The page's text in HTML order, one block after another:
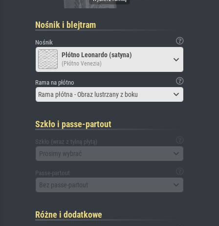
Nośnik i blejtram
Nośnik
Płótno Leonardo (satyna)
(Płótno Venezia)
Rama na płótno
Rama płótna - Obraz lustrzany z boku
Szkło i passe-partout
Szkło (wraz z tylną płytą)
Prosimy wybrać
Passe-partout
Bez passe-partout
Różne i dodatkowe